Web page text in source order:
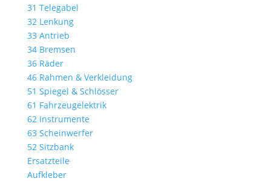
31 Telegabel
32 Lenkung
33 Antrieb
34 Bremsen
36 Räder
46 Rahmen & Verkleidung
51 Spiegel & Schlösser
61 Fahrzeugelektrik
62 Instrumente
63 Scheinwerfer
52 Sitzbank
Ersatzteile
Aufkleber